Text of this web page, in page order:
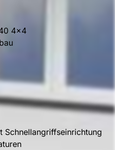
4×4
Schnellangriffseinrichtung